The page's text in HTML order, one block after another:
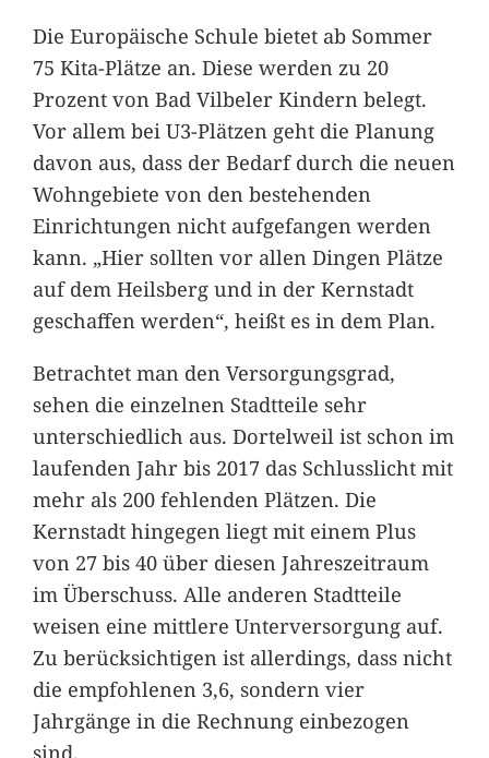
Die Europäische Schule bietet ab Sommer
75 Kita-Plätze an. Diese werden zu 20
Prozent von Bad Vilbeler Kindern belegt.
Vor allem bei U3-Plätzen geht die Planung
davon aus, dass der Bedarf durch die neuen
Wohngebiete von den bestehenden
Einrichtungen nicht aufgefangen werden
kann. „Hier sollten vor allen Dingen Plätze
auf dem Heilsberg und in der Kernstadt
geschaffen werden“, heißt es in dem Plan.
Betrachtet man den Versorgungsgrad,
sehen die einzelnen Stadtteile sehr
unterschiedlich aus. Dortelweil ist schon im
laufenden Jahr bis 2017 das Schlusslicht mit
mehr als 200 fehlenden Plätzen. Die
Kernstadt hingegen liegt mit einem Plus
von 27 bis 40 über diesen Jahreszeitraum
im Überschuss. Alle anderen Stadtteile
weisen eine mittlere Unterversorgung auf.
Zu berücksichtigen ist allerdings, dass nicht
die empfohlenen 3,6, sondern vier
Jahrgänge in die Rechnung einbezogen
sind.